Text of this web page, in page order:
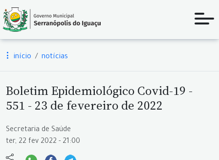
início notícias
Boletim Epidemiológico Covid-19 -
551 - 23 de fevereiro de 2022
Secretaria de Saúde
ter, 22 fev 2022 - 21:00